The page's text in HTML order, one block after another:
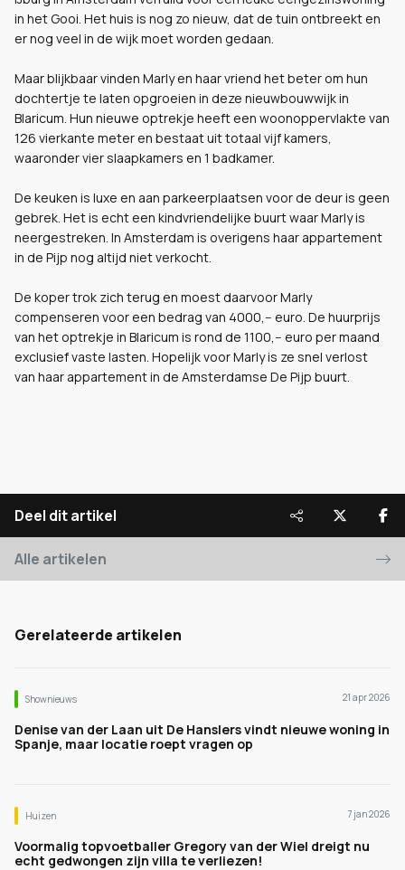
in het Gooi. Het huis is nog zo nieuw, dat de tuin ontbreekt en
er nog veel in de wijk moet worden gedaan.
Maar blijkbaar vinden Marly en haar vriend het beter om hun
dochtertje te laten opgroeien in deze nieuwbouwwijk in
Blaricum. Hun nieuwe optrekje heeft een woonoppervlakte van
126 vierkante meter en bestaat uit totaal vijf kamers,
waaronder vier slaapkamers en 1 badkamer.
De keuken is luxe en aan parkeerplaatsen voor de deur is geen
gebrek. Het is echt een kindvriendelijke buurt waar Marly is
neergestreken. In Amsterdam is overigens haar appartement
in de Pijp nog altijd niet verkocht.
De koper trok zich terug en moest daarvoor Marly
compenseren voor een bedrag van 4000,-- euro. De huurprijs
van het optrekje in Blaricum is rond de 1100,-- euro per maand
exclusief vaste lasten. Hopelijk voor Marly is ze snel verlost
van haar appartement in de Amsterdamse De Pijp buurt.
Deel dit artikel
Alle artikelen
Gerelateerde artikelen
Shownieuws 21 apr 2026
Denise van der Laan uit De Hanslers vindt nieuwe woning in
Spanje, maar locatie roept vragen op
Huizen 7 jan 2026
Voormalig topvoetballer Gregory van der Wiel dreigt nu
echt gedwongen zijn villa te verliezen!